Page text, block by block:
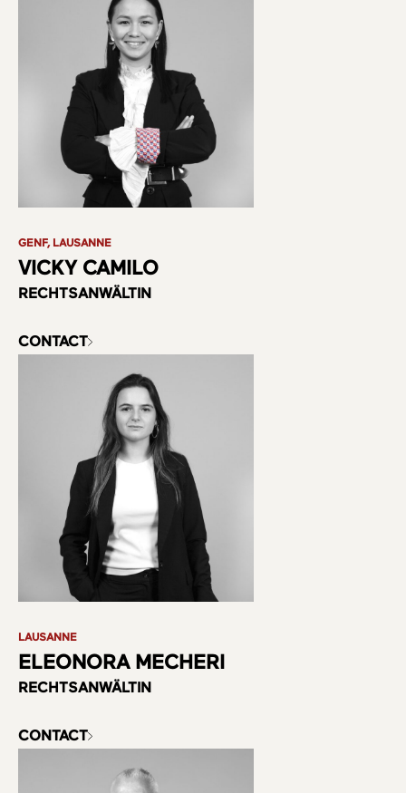
GENF, LAUSANNE
VICKY CAMILO
RECHTSANWÄLTIN
CONTACT
LAUSANNE
ELEONORA MECHERI
RECHTSANWÄLTIN
CONTACT